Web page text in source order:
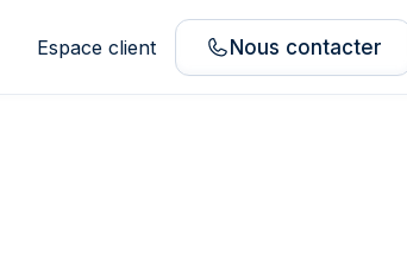
Espace client Nous contacter